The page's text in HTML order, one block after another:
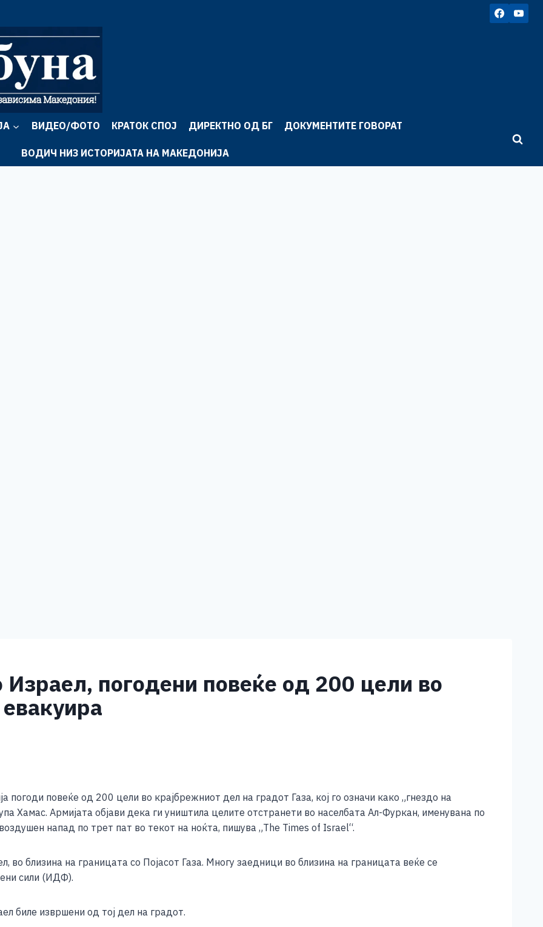
ВИДЕО/ФОТО КРАТОК СПОЈ ДИРЕКТНО ОД БГ ДОКУМЕНТИТЕ ГОВОРАТ
ВОДИЧ НИЗ ИСТОРИЈАТА НА МАКЕДОНИЈА
Израел, погодени повеќе од 200 цели во
h погоди повеќе од 200 цели во крајбрежниот дел на градот Газа, кој го означи како „гнездо на
Хамас. Армијата објави дека ги уништила целите отстранети во населбата Ал-Фуркан, именувана по
напад по трет пат во текот на ноќта, пишува „The Times of Israel“.
во близина на границата со Појасот Газа. Многу заедници во близина на границата веќе се
сили (ИДФ).
биле извршени од тој дел на градот.